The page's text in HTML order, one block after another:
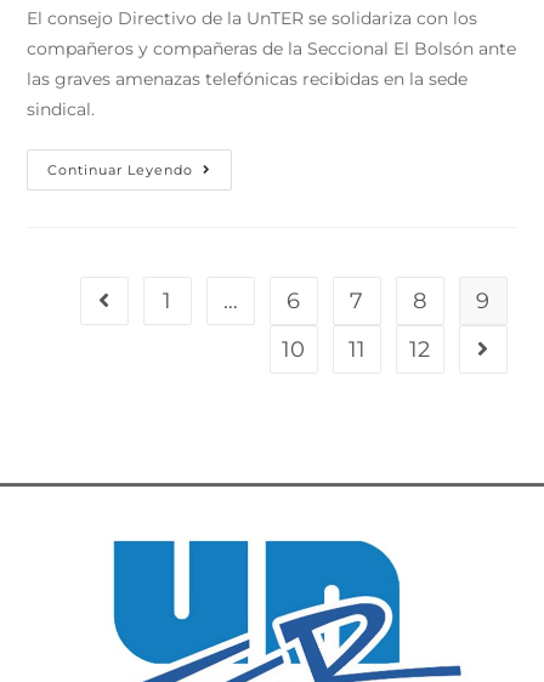
El consejo Directivo de la UnTER se solidariza con los
compañeros y compañeras de la Seccional El Bolsón ante
las graves amenazas telefónicas recibidas en la sede
sindical.
Continuar Leyendo
1 … 6 7 8
9
10
11 12